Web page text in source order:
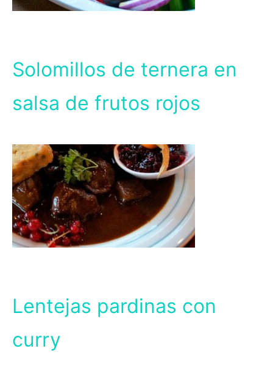
Solomillos de ternera en
salsa de frutos rojos
Lentejas pardinas con
curry